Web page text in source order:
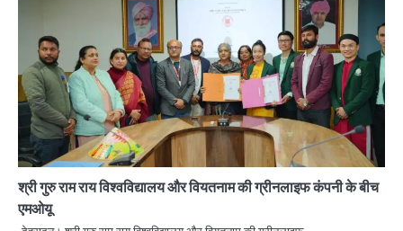
श्री गुरु राम राय विश्वविद्यालय और वियतनाम की ग्रीनलाइफ कंपनी के बीच
एमओयू